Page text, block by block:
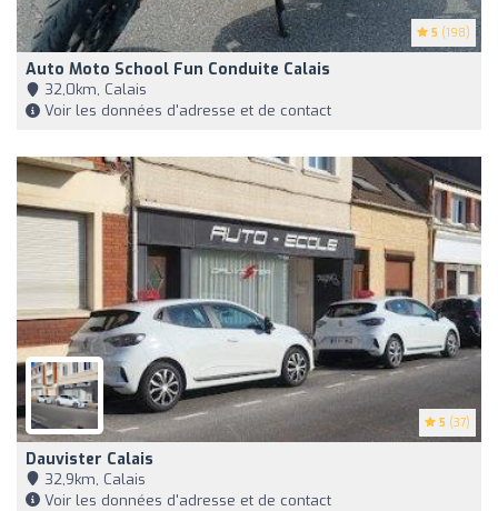
5 (198)
Auto Moto School Fun Conduite Calais
32,0km, Calais
Voir les données d'adresse et de contact
5 (37)
Dauvister Calais
32,9km, Calais
Voir les données d'adresse et de contact